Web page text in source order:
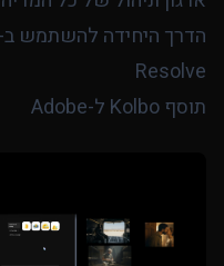
Resolve
תוסף Kolbo ל-Adobe